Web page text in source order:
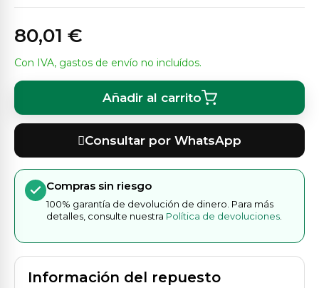
80,01 €
Con IVA, gastos de envío no incluídos.
Añadir al carrito
Consultar por WhatsApp
Compras sin riesgo
100% garantía de devolución de dinero. Para más
detalles, consulte nuestra Política de devoluciones
Información del repuesto